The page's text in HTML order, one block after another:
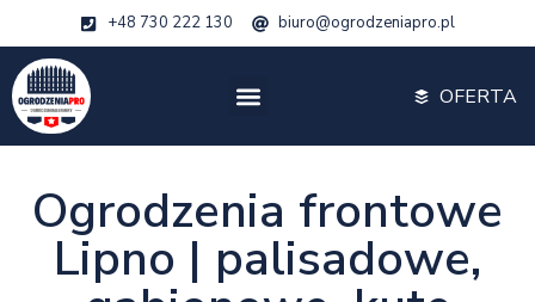
+48 730 222 130 biuro@ogrodzeniapro.pl
OFERTA
Ogrodzenia frontowe
Lipno | palisadowe,